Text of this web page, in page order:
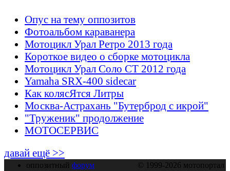
Опус на тему оппозитов
Фотоальбом караванера
Мотоцикл Урал Ретро 2013 года
Короткое видео о сборке мотоцикла
Мотоцикл Урал Соло СТ 2012 года
Yamaha SRX-400 sidecar
Как колясЯтся Литры
Москва-Астрахань "Бутерброд с икрой"
"Труженик" продолжение
МОТОСЕРВИС
давай ещё >>
оппозитный форум
© 1999-2026 мотопортал